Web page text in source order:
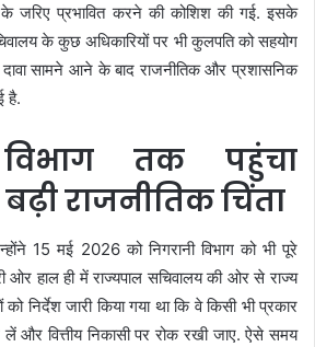
जरिए प्रभावित करने की कोशिश की गई. इसके
के कुछ अधिकारियों पर भी कुलपति को सहयोग
सामने आने के बाद राजनीतिक और प्रशासनिक
है.
विभाग तक पहुंचा
राजनीतिक चिंता
15 मई 2026 को निगरानी विभाग को भी पूरे
ओर हाल ही में राज्यपाल सचिवालय की ओर से राज्य
निर्देश जारी किया गया था कि वे किसी भी प्रकार
और वित्तीय निकासी पर रोक रखी जाए. ऐसे समय